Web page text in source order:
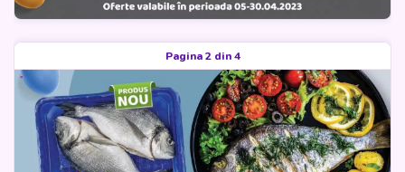
Pagina 2 din 4